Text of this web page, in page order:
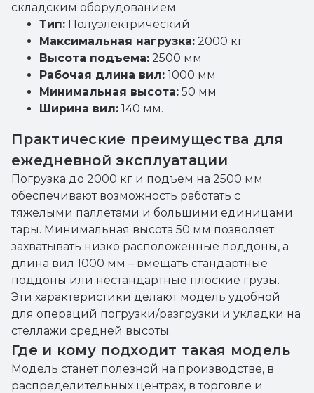
складским оборудованием.
Тип: Полуэлектрический
Максимальная нагрузка: 2000 кг
Высота подъема: 2500 мм
Рабочая длина вил: 1000 мм
Минимальная высота: 50 мм
Ширина вил: 140 мм.
Практические преимущества для
ежедневной эксплуатации
Погрузка до 2000 кг и подъем на 2500 мм
обеспечивают возможность работать с
тяжелыми паллетами и большими единицами
тары. Минимальная высота 50 мм позволяет
захватывать низко расположенные поддоны, а
длина вил 1000 мм – вмещать стандартные
поддоны или нестандартные плоские грузы.
Эти характеристики делают модель удобной
для операций погрузки/разгрузки и укладки на
стеллажи средней высоты.
Где и кому подходит такая модель
Модель станет полезной на производстве, в
распределительных центрах, в торговле и